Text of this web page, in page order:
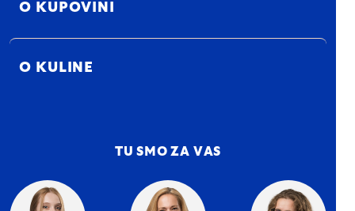
O KUPOVINI
O KULINE
TU SMO ZA VAS